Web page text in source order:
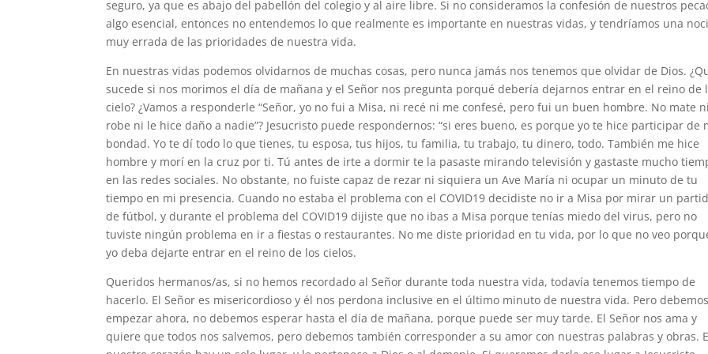
seguro, ya que es abajo del pabellón del colegio y al aire libre. Si no consideramos la confesión de nuestros
algo esencial, entonces no entendemos lo que realmente es importante en nuestras vidas, y tendríamos una
muy errada de las prioridades de nuestra vida.
En nuestras vidas podemos olvidarnos de muchas cosas, pero nunca jamás nos tenemos que olvidar de Dios.
sucede si nos morimos el día de mañana y el Señor nos pregunta porqué debería dejarnos entrar en el reino de
cielo? ¿Vamos a responderle “Señor, yo no fui a Misa, ni recé ni me confesé, pero fui un buen hombre. No mate ni
robe ni le hice daño a nadie”? Jesucristo puede respondernos: “si eres bueno, es porque yo te hice participar de
bondad. Yo te dí todo lo que tienes, tu esposa, tus hijos, tu familia, tu trabajo, tu dinero, todo. También me hice
hombre y morí en la cruz por ti. Tú antes de irte a dormir te la pasaste mirando televisión y gastaste mucho
en las redes sociales. No obstante, no fuiste capaz de rezar ni siquiera un Ave María ni ocupar un minuto de tu
tiempo en mi presencia. Cuando no estaba el problema con el COVID19 decidiste no ir a Misa por mirar un
de fútbol, y durante el problema del COVID19 dijiste que no ibas a Misa porque tenías miedo del virus, pero no
tuviste ningún problema en ir a fiestas o restaurantes. No me diste prioridad en tu vida, por lo que no veo
yo deba dejarte entrar en el reino de los cielos.
Queridos hermanos/as, si no hemos recordado al Señor durante toda nuestra vida, todavía tenemos tiempo de
hacerlo. El Señor es misericordioso y él nos perdona inclusive en el último minuto de nuestra vida. Pero debemos
empezar ahora, no debemos esperar hasta el día de mañana, porque puede ser muy tarde. El Señor nos ama y
quiere que todos nos salvemos, pero debemos también corresponder a su amor con nuestras palabras y obras.